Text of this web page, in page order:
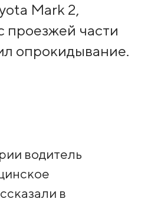
Mark 2,
проезжей части
опрокидывание.
водитель
в